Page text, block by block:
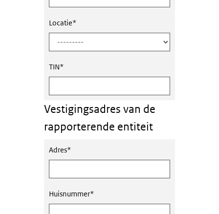
Locatie*
TIN*
Vestigingsadres van de
rapporterende entiteit
Adres*
Huisnummer*